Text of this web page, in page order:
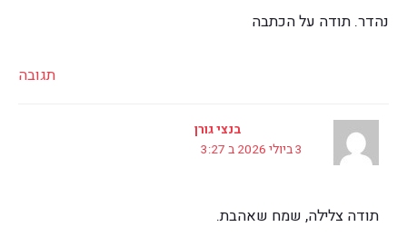
נהדר. תודה על הכתבה
תגובה
בנצי גורן
3 ביולי 2026 ב 3:27
תודה צלילה, שמח שאהבת.